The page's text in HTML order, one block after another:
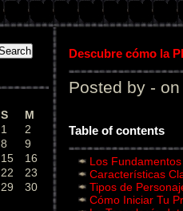
S
M
1
2
8
9
15
16
22
23
29
30
Descubre cómo la
Posted by - on
Table of contents
Los
Características
Tipos de
Cómo Iniciar Tu